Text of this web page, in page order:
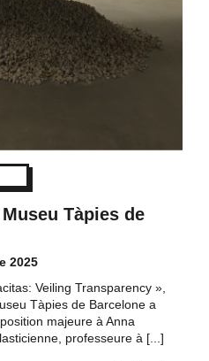
Tàpies de
2025
Veiling Transparency »,
Tàpies de Barcelone a
majeure à Anna
professeure à [...]